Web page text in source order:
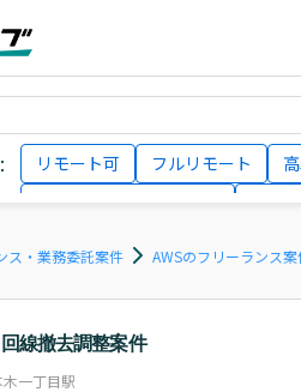
リモート可 フルリモート
AIエンジニア
ス・業務委託案件 AWSのフリーランス
回線撤去調整案件
一丁目駅